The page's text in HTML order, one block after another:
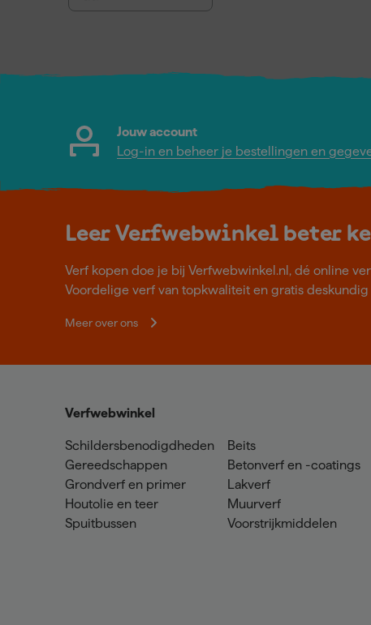
Jouw account
Log-in en beheer je bestellingen en
Leer Verfwebwinkel beter
Verf kopen doe je bij Verfwebwinkel.nl, dé online
Voordelige verf van topkwaliteit en gratis
Meer over ons
Verfwebwinkel
Schildersbenodigdheden
Gereedschappen
Grondverf en primer
Houtolie en teer
Spuitbussen
Beits
Betonverf en -coatings
Lakverf
Muurverf
Voorstrijkmiddelen